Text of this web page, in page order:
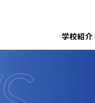
学校紹介